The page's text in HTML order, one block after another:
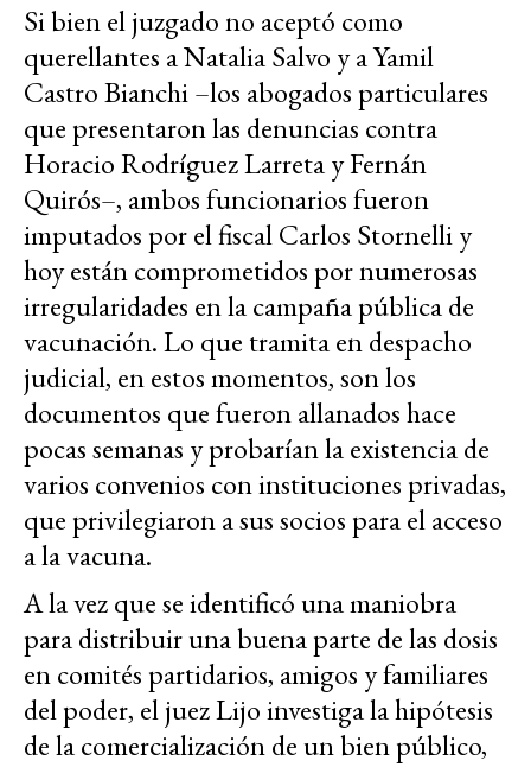
Si bien el juzgado no aceptó como
querellantes a Natalia Salvo y a Yamil
Castro Bianchi –los abogados particulares
que presentaron las denuncias contra
Horacio Rodríguez Larreta y Fernán
Quirós–, ambos funcionarios fueron
imputados por el fiscal Carlos Stornelli y
hoy están comprometidos por numerosas
irregularidades en la campaña pública de
vacunación. Lo que tramita en despacho
judicial, en estos momentos, son los
documentos que fueron allanados hace
pocas semanas y probarían la existencia de
varios convenios con instituciones privadas,
que privilegiaron a sus socios para el acceso
a la vacuna.
A la vez que se identificó una maniobra
para distribuir una buena parte de las dosis
en comités partidarios, amigos y familiares
del poder, el juez Lijo investiga la hipótesis
de la comercialización de un bien público,